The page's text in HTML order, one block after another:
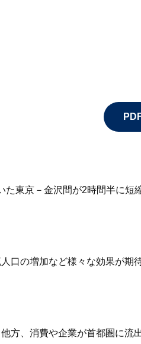
東京－金沢間が2時間半に短
口の増加など様々な効果が期
方、消費や企業が首都圏に流